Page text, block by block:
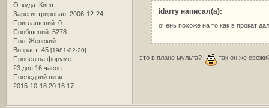
Откуда: Киев
Зарегистрирован: 2006-12-24
Приглашений: 0
Сообщений: 5278
Пол: Женский
Возраст: 45 [1981-02-20]
Провел на форуме:
23 дня 16 часов
Последний визит:
2015-10-18 20:16:17
idarry написал(а):
очень похоже на то как в прокат
это в плане мульта? так он же